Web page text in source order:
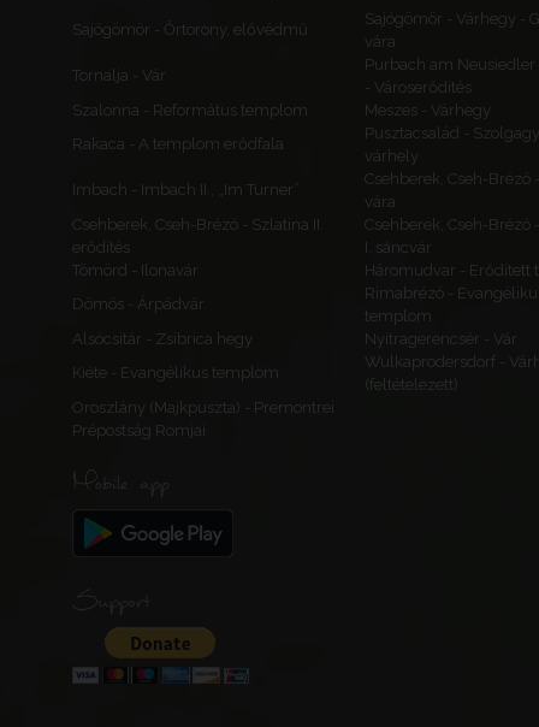
Sajógömör - Őrtorony, elővédmű
Sajógömör - Várhegy -
vára
Tornalja - Vár
Purbach am Neusiedler
- Városerődítés
Szalonna - Református templom
Meszes - Várhegy
Rakaca - A templom erődfala
Pusztacsalád -
várhely
Imbach - Imbach II., „Im Turner”
Csehberek, Cseh-Brézó
vára
Csehberek, Cseh-Brézó - Szlatina II.
erődítés
Csehberek, Cseh-Brézó
I. sáncvár
Tömörd - Ilonavár
Háromudvar - Erődített
Dömös - Árpádvár
Rimabrézó -
templom
Alsócsitár - Zsibrica hegy
Nyitragerencsér - Vár
Kiéte - Evangélikus templom
Wulkaprodersdorf -
(feltételezett)
Oroszlány (Majkpuszta) - Premontrei
Prépostság Romjai
Mobile app
Support